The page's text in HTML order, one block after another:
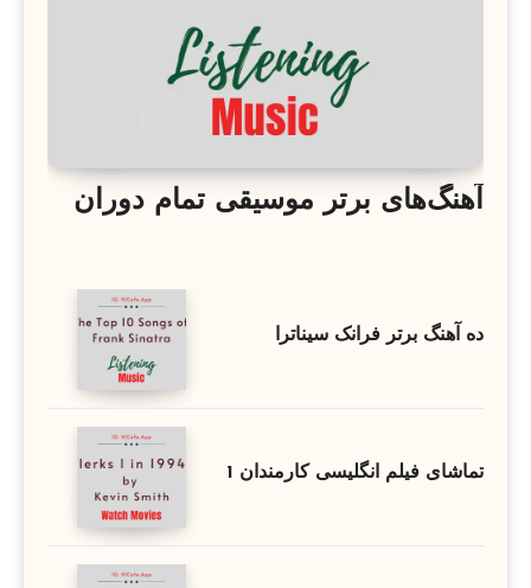
آهنگ‌های برتر موسیقی تمام دوران
ده آهنگ برتر فرانک سیناترا
تماشای فیلم انگلیسی کارمندان 1